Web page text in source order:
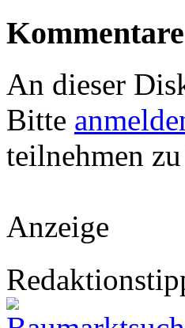
Kommentare
An dieser
Bitte
teilnehmen
Anzeige